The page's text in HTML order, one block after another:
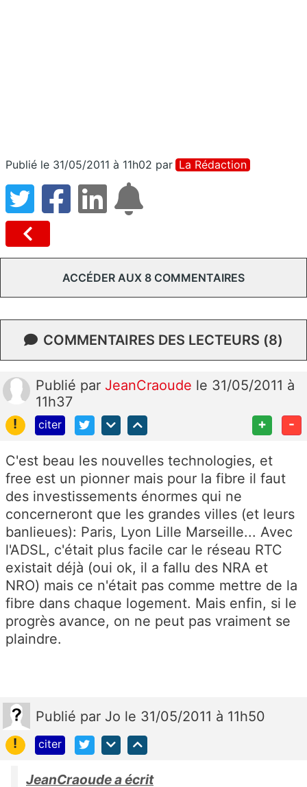
Publié le 31/05/2011 à 11h02 par La Rédaction
ACCÉDER AUX 8 COMMENTAIRES
COMMENTAIRES DES LECTEURS (8)
Publié par JeanCraoude le 31/05/2011 à
11h37
!
citer + -
C'est beau les nouvelles technologies, et
free est un pionner mais pour la fibre il faut
des investissements énormes qui ne
concerneront que les grandes villes (et leurs
banlieues): Paris, Lyon Lille Marseille... Avec
l'ADSL, c'était plus facile car le réseau RTC
existait déjà (oui ok, il a fallu des NRA et
NRO) mais ce n'était pas comme mettre de la
fibre dans chaque logement. Mais enfin, si le
progrès avance, on ne peut pas vraiment se
plaindre.
Publié par Jo le 31/05/2011 à 11h50
!
citer
JeanCraoude a écrit